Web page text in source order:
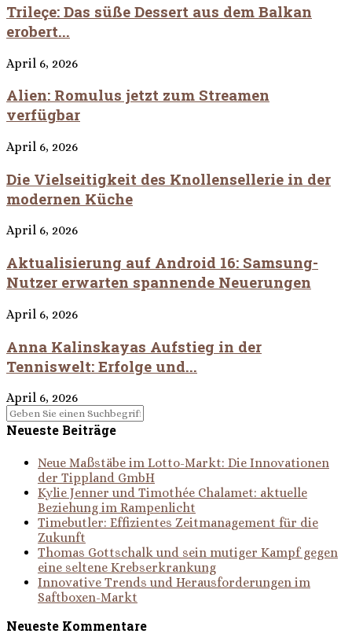
Trileçe: Das süße Dessert aus dem Balkan
erobert...
April 6, 2026
Alien: Romulus jetzt zum Streamen
verfügbar
April 6, 2026
Die Vielseitigkeit des Knollensellerie in der
modernen Küche
April 6, 2026
Aktualisierung auf Android 16: Samsung-
Nutzer erwarten spannende Neuerungen
April 6, 2026
Anna Kalinskayas Aufstieg in der
Tenniswelt: Erfolge und...
April 6, 2026
Neueste Beiträge
Neue Maßstäbe im Lotto-Markt: Die Innovationen
der Tippland GmbH
Kylie Jenner und Timothée Chalamet: aktuelle
Beziehung im Rampenlicht
Timebutler: Effizientes Zeitmanagement für die
Zukunft
Thomas Gottschalk und sein mutiger Kampf gegen
eine seltene Krebserkrankung
Innovative Trends und Herausforderungen im
Saftboxen-Markt
Neueste Kommentare